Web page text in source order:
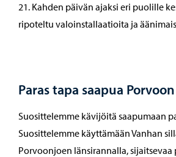
21. Kahden päivän ajaksi eri puolille
ripoteltu valoinstallaatioita ja
Paras tapa saapua
Suosittelemme kävijöitä saapumaan
Suosittelemme käyttämään Vanhan
Porvoonjoen länsirannalla,